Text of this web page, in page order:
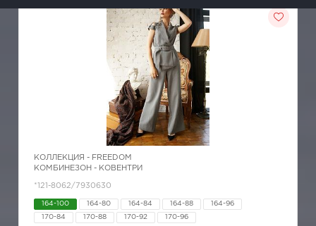
КОЛЛЕКЦИЯ - FREEDOM
КОМБИНЕЗОН - КОВЕНТРИ
*121-8062/7930630
164-100 164-80 164-84 164-88 164-96
170-84 170-88 170-92 170-96